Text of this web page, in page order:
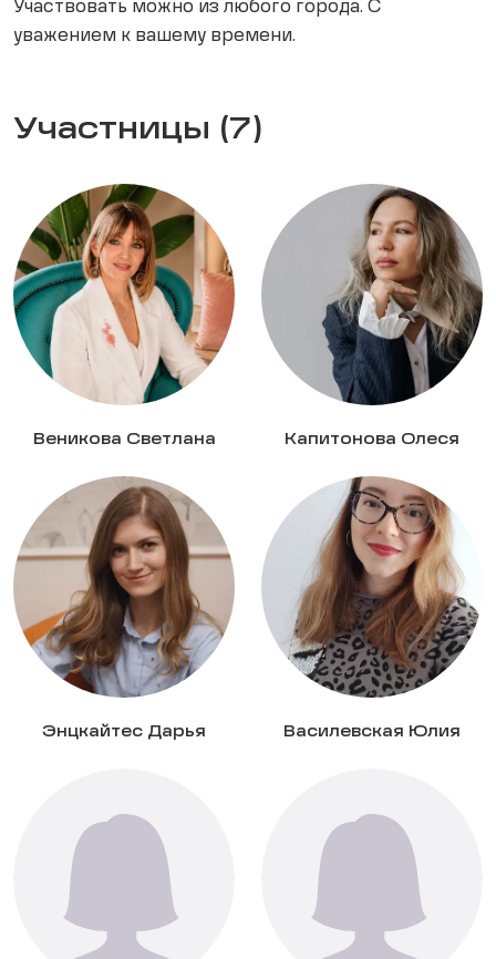
Участвовать можно из любого города. С
уважением к вашему времени.
Участницы (7)
Веникова Светлана Капитонова Олеся
Энцкайтес Дарья Василевская Юлия